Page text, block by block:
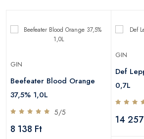
GIN
Beefeater Blood Orange
37,5% 1,0L
5/5
8 138 Ft
GIN
Def
0,7L
14